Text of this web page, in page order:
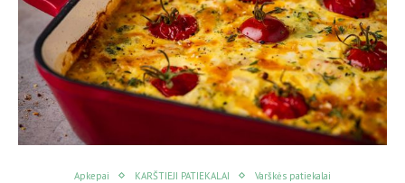
Apkepai KARŠTIEJI PATIEKALAI Varškės patiekalai